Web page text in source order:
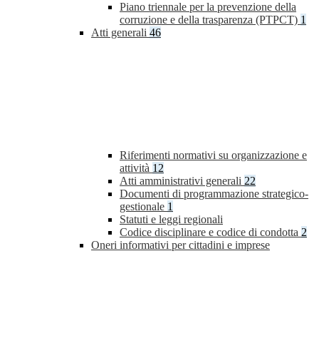
Piano triennale per la prevenzione della
corruzione e della trasparenza (PTPCT) 1
Atti generali 46
Riferimenti normativi su organizzazione e
attività 12
Atti amministrativi generali 22
Documenti di programmazione strategico-
gestionale 1
Statuti e leggi regionali
Codice disciplinare e codice di condotta 2
Oneri informativi per cittadini e imprese